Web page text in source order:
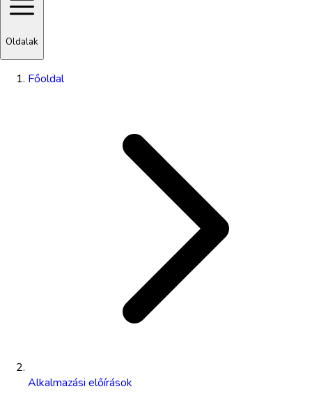
Oldalak
Főoldal
Alkalmazási előírások